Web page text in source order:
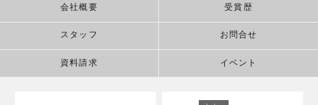
会社概要 受賞歴
スタッフ お問合せ
資料請求 イベント